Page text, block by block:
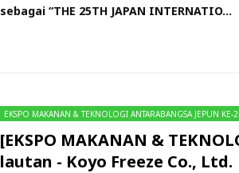
sebagai “THE 25TH JAPAN INTERNATIO...
EKSPO MAKANAN & TEKNOLOGI ANTARABANGSA JEPUN KE-
[EKSPO MAKANAN &
lautan - Koyo Freeze Co., Ltd.